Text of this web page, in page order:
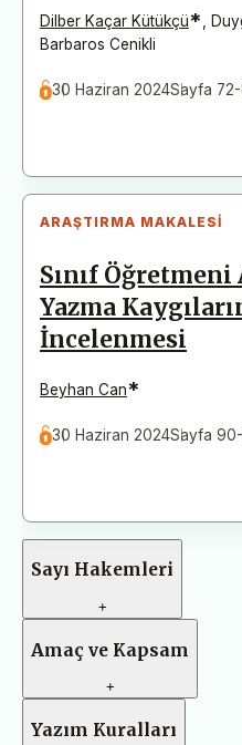
Dilber Kaçar Kütükçü*
Barbaros Cenikli
30 Haziran 2024Sayfa
ARAŞTIRMA MAKALESI
Sınıf Öğretmeni
Yazma
İncelenmesi
Beyhan Can*
30 Haziran 2024Sayfa 90-
Sayı Hakemleri
+
Amaç ve Kapsam
+
Yazım Kuralları